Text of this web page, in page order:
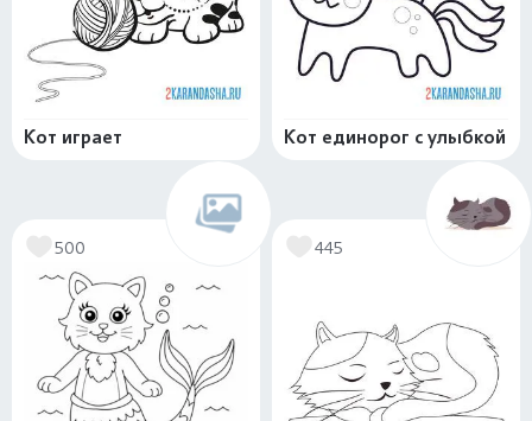
Кот играет Кот единорог с улыбкой
500 445